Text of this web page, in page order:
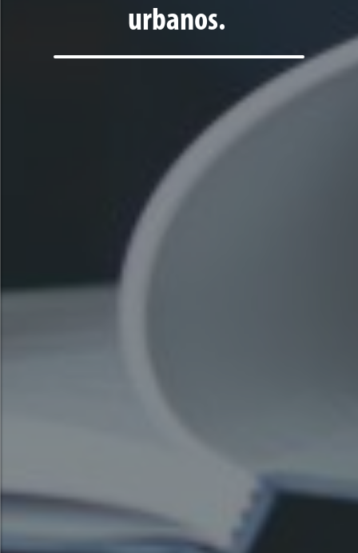
urbanos.